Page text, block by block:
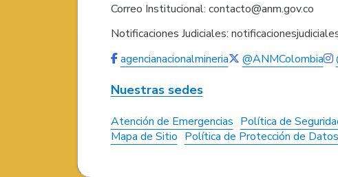
Correo Institucional: contacto@anm.gov.co
Notificaciones Judiciales:
agencianacionalmineria
@ANMColombia
Nuestras sedes
Atención de Emergencias Política de
Mapa de Sitio Política de Protección de